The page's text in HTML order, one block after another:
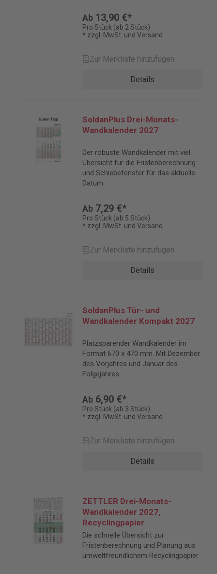
Ab 13,90 €*
Pro Stück (ab 2 Stück)
* zzgl. MwSt. und Versand
Zur Merkliste hinzufügen
Details
SoldanPlus Drei-Monats-
Wandkalender 2027
Der robuste Wandkalender mit viel
Übersicht für die Fristenberechnung
und Schiebefenster für das aktuelle
Datum.
Ab 7,29 €*
Pro Stück (ab 5 Stück)
* zzgl. MwSt. und Versand
Zur Merkliste hinzufügen
Details
SoldanPlus Tür- und
Wandkalender Kompakt 2027
Platzsparender Wandkalender im
Format 670 x 470 mm. Mit Dezember
des Vorjahres und Januar des
Folgejahres.
Ab 6,90 €*
Pro Stück (ab 3 Stück)
* zzgl. MwSt. und Versand
Zur Merkliste hinzufügen
Details
ZETTLER Drei-Monats-
Wandkalender 2027,
Recyclingpapier
Die schnelle Übersicht zur
Fristenberechnung und Planung aus
umweltfreundlichem Recyclingpapier.